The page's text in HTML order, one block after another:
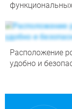
Расположение
удобно и